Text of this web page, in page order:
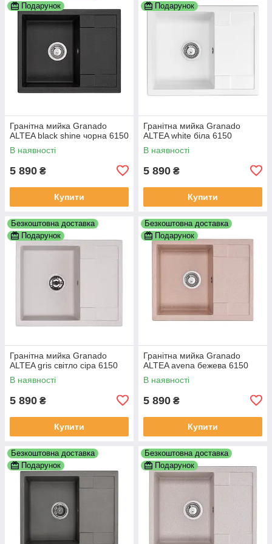
Подарунок
Гранітна мийка Granado
ALTEA black shine чорна 6150
В наявності
5 890 ₴
Купити
Подарунок
Гранітна мийка Granado
ALTEA white біла 6150
В наявності
5 890 ₴
Купити
Безкоштовна доставка
Подарунок
Гранітна мийка Granado
ALTEA gris світло сіра 6150
В наявності
5 890 ₴
Купити
Безкоштовна доставка
Подарунок
Гранітна мийка Granado
ALTEA avena бежева 6150
В наявності
5 890 ₴
Купити
Безкоштовна доставка
Подарунок
Безкоштовна доставка
Подарунок